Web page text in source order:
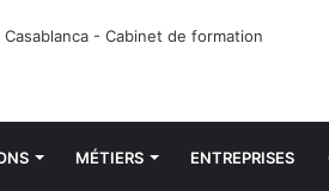
MÉTIERS ENTREPRISES